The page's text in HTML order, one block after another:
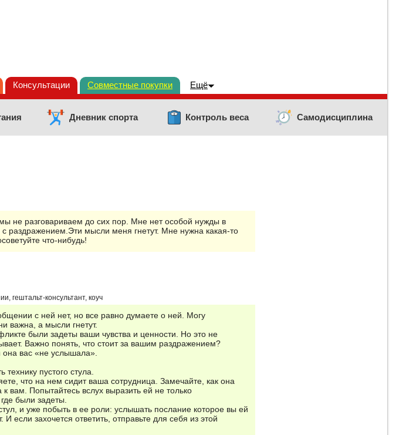
Консультации Совместные покупки Ещё
Дневник спорта Контроль веса Самодисциплина
не разговариваем до сих пор. Мне нет особой нужды в
мысли меня гнетут. Мне нужна какая-то
что-нибудь!
гештальт-консультант, коуч
с ней нет, но все равно думаете о ней. Могу
важна, а мысли гнетут.
были задеты ваши чувства и ценности. Но это не
Важно понять, что стоит за вашим раздражением?
она вас «не услышала».
пустого стула.
что на нем сидит ваша сотрудница. Замечайте, как она
вам. Попытайтесь вслух выразить ей не только
были задеты.
и уже побыть в ее роли: услышать послание которое вы ей
если захочется ответить, отправьте для себя из этой